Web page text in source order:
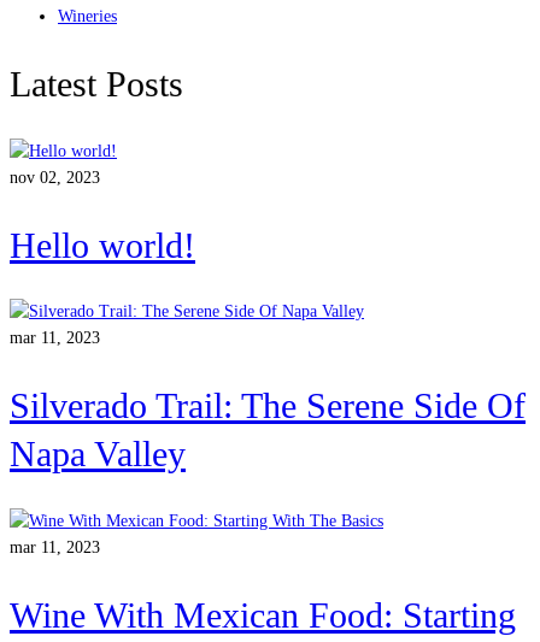
Wineries
Latest Posts
nov 02, 2023
Hello world!
mar 11, 2023
Silverado Trail: The Serene Side Of
Napa Valley
mar 11, 2023
Wine With Mexican Food: Starting